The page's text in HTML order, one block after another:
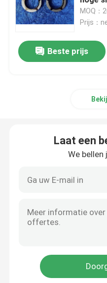
Hybride Ceramische
Het Lager van het
Ceramisch Duwlager
Geavanceerde
De Bal van het
Zirconiumdioxyde
MOQ：
Prijs：
Beste prijs
Laat een
We bellen